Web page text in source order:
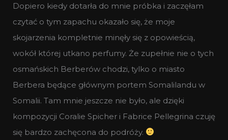
Dopiero kiedy dotarła do mnie próbka i zaczęłam
czytać o tym zapachu okazało się, że moje
skojarzenia kompletnie minęły się z opowieścią,
wokół której utkano perfumy. Że zupełnie nie o tych
osmańskich Berberów chodzi, tylko o miasto
Berbera będące głównym portem Somalilandu w
Somalii. Tam mnie jeszcze nie było, ale dzięki
kompozycji Coralie Spicher i Fabrice Pellegrina czuję
się bardzo zachęcona do podróży.